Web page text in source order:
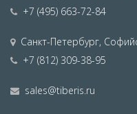
+7 (495) 663-72-84
Санкт-Петербург,
+7 (812) 309-38-95
sales@tiberis.ru